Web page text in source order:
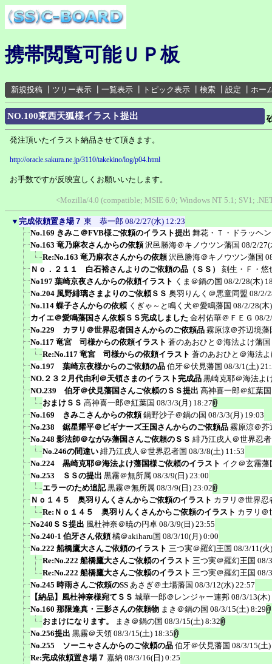
携帯閲覧可能ＵＰ板
新規投稿 ツリー表示 一覧表示 トピック表示 検索 設定 ホー
NO.100東西天狐様イラスト提出
発注頂いたイラスト納品させて頂きます。
http://oracle.sakura.ne.jp/3110/takekino/log/p04.html
お手数ですが反映宜しくお願いいたします。
<Mozilla/4.0 (compatible; MSIE 6.0; Windows NT 5.1; SV1;
▼ 完成依頼置き場７ 東 恭一郎 08/2/27(水) 12:23
No.169 きみこ＠FVB様ご依頼のイラスト提出 舞花・Ｔ・ドラッヘ
No.163 竜乃麻衣さんからの依頼 沢邑勝海＠キノウツン藩国 08/2/27(
Re:No.163 竜乃麻衣さんからの依頼 沢邑勝海＠キノウツン藩国
Ｎｏ．２１１ 白石裕さんよりのご依頼の品（ＳＳ）
刻生・Ｆ・悠
No197 葉崎京夜さんからの依頼イラスト くま＠鍋の国 08/2/28(木)
No.204 風野緋璃さまよりのご依頼ＳＳ 奥羽りんく＠悪童同盟 08/2/
No.114 蝶子さんからの依頼 くぎゃ～と鳴く犬＠愛鳴藩国 08/2/28(木
カイエ＠愛鳴藩国さん依頼ＳＳ完成しました 金村佑華＠ＦＥＧ 08/
No.229 カヲリ＠世界忍者国さんからのご依頼品 霧原涼＠芥辺境藩
No.117 竜宮 司様からの依頼イラスト 蒼のあおひと＠海法よけ藩国
Re:No.117 竜宮 司様からの依頼イラスト 蒼のあおひと＠海法
No.197 葉崎京夜様からのご依頼の品 伯牙＠伏見藩国 08/3/1(土)
NO.２３２月代由利＠天領さまのイラスト完成品 黒崎克耶＠海法よ
NO.239 伯牙＠伏見藩国さんご依頼のＳＳ提出 高神喜一郎＠紅葉国
おまけＳＳ 高神喜一郎＠紅葉国 08/3/3(月) 18:27
No.169 きみこさんからの依頼 鍋野沙子＠鍋の国 08/3/3(月) 19:03
No.238 鋸星耀平＠ビギナーズ王国さんからのご依頼品 霧原涼＠芥
No.248 影法師＠ながみ藩国さんご依頼のＳＳ 緋乃江戌人＠世界忍
No.246の間違い 緋乃江戌人＠世界忍者国 08/3/8(土) 11:53
No.224 黒崎克耶＠海法よけ藩国様ご依頼のイラスト イク＠玄霧藩
No.253 ＳＳの提出 黒霧＠無所属 08/3/9(日) 23:00
エラーのため追記 黒霧＠無所属 08/3/9(日) 23:02
Ｎｏ１４５ 奥羽りんくさんからご依頼のイラスト カヲリ＠世界忍
Re:Ｎｏ１４５ 奥羽りんくさんからご依頼のイラスト カヲリ＠
No240ＳＳ提出 風杜神奈＠暁の円卓 08/3/9(日) 23:55
No.240-1 伯牙さん依頼 橘＠akiharu国 08/3/10(月) 0:00
No.222 船橋鷹大さんご依頼のイラスト 三つ実＠羅幻王国 08/3/11(火
Re:No.222 船橋鷹大さんご依頼のイラスト 三つ実＠羅幻王国 08/
Re:No.222 船橋鷹大さんご依頼のイラスト 三つ実＠羅幻王国 08/
No.245 時雨さんご依頼のSS あさぎ＠土場藩国 08/3/12(水) 22:57
【納品】風杜神奈様宛てＳＳ 城華一郎＠レンジャー連邦 08/3/13(木)
No.160 那限逢真・三影さんの依頼物 まき＠鍋の国 08/3/15(土) 8:29
おまけになります。
まき＠鍋の国 08/3/15(土) 8:32
No.256提出 黒霧＠天領 08/3/15(土) 18:35
No.255 ソーニャさんからのご依頼の品 伯牙＠伏見藩国 08/3/15(土
Re:完成依頼置き場７ 嘉納 08/3/16(日) 0:25